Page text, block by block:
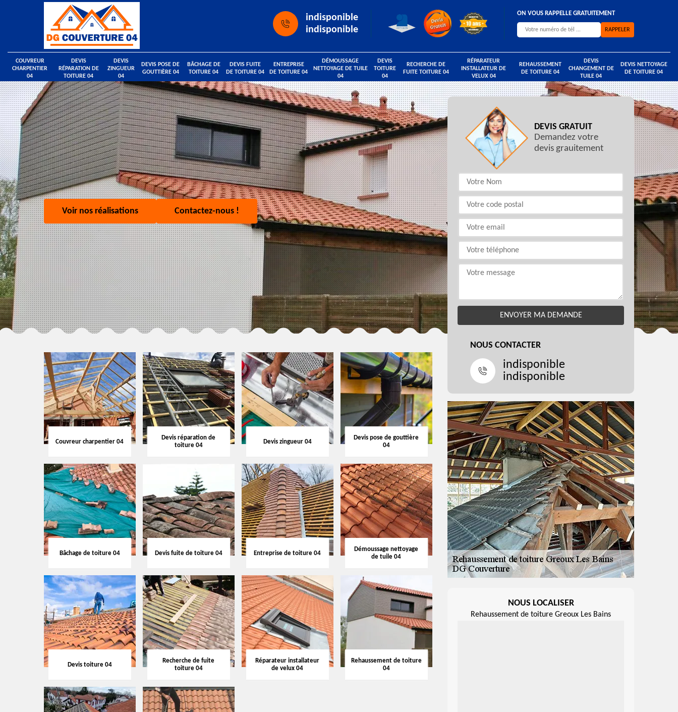
indisponible
indisponible
ON VOUS RAPPELLE GRATUITEMENT
COUVREUR
CHARPENTIER
04
DEVIS
RÉPARATION DE
TOITURE 04
DEVIS
ZINGUEUR
04
DEVIS POSE DE
GOUTTIÈRE 04
BÂCHAGE DE
TOITURE 04
DEVIS FUITE
DE TOITURE 04
ENTREPRISE
DE TOITURE 04
DÉMOUSSAGE
NETTOYAGE DE TUILE
04
DEVIS
TOITURE
04
RECHERCHE DE
FUITE TOITURE 04
RÉPARATEUR
INSTALLATEUR DE
VELUX 04
REHAUSSEMENT
DE TOITURE 04
DEVIS
CHANGEMENT DE
TUILE 04
DEVIS NETTOYAGE
DE TOITURE 04
Voir nos réalisations Contactez-nous !
Couvreur charpentier 04
Devis réparation de
toiture 04
Devis zingueur 04
Devis pose de gouttière
04
Bâchage de toiture 04 Devis fuite de toiture 04 Entreprise de toiture 04
Démoussage nettoyage
de tuile 04
Devis toiture 04
Recherche de fuite
toiture 04
Réparateur installateur
de velux 04
Rehaussement de toiture
04
DEVIS GRATUIT
Demandez votre
devis grauitement
NOUS CONTACTER
indisponible
indisponible
NOUS LOCALISER
Rehaussement de toiture Greoux Les Bains